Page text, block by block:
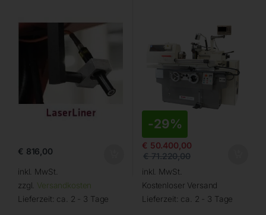
€ 816,00
inkl. MwSt.
zzgl. Versandkosten
Lieferzeit: ca. 2 - 3 Tage
-29%
€ 50.400,00
€71.220,00
inkl. MwSt.
Kostenloser Versand
Lieferzeit: ca. 2 - 3 Tage